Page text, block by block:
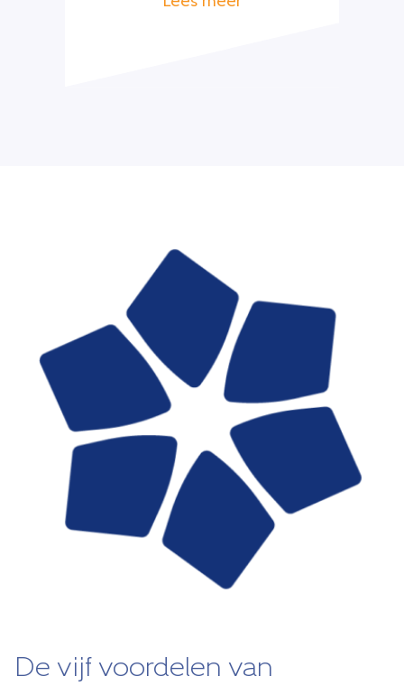
De vijf voordelen van